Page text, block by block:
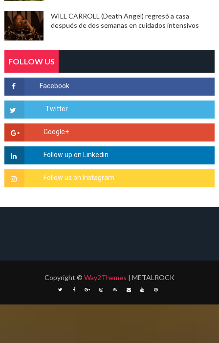
WILL CARROLL (Death Angel) regresó a casa
después de dos semanas en cuidados intensivos
FOLLOW US
Copyright © Way2Themes | METALROCK